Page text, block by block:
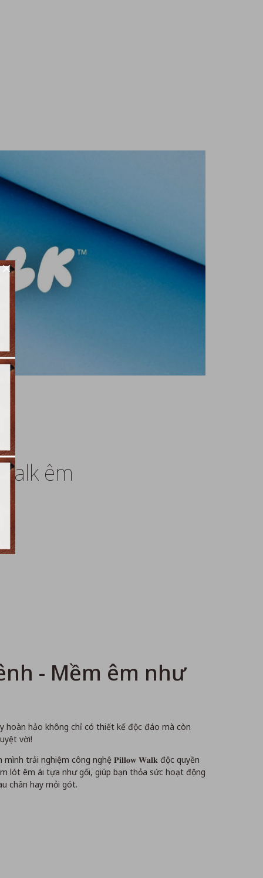
êm
- Mềm êm như
hoàn hảo không chỉ có thiết kế độc đáo mà còn
vời!
trải nghiệm công nghệ 𝐏𝐢𝐥𝐥𝐨𝐰 𝐖𝐚𝐥𝐤 độc quyền
lót êm ái tựa như gối, giúp bạn thỏa sức hoạt động
chân hay mỏi gót.